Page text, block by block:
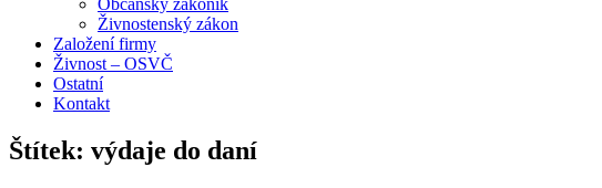
Občanský zákoník
Živnostenský zákon
Založení firmy
Živnost – OSVČ
Ostatní
Kontakt
Štítek: výdaje do daní